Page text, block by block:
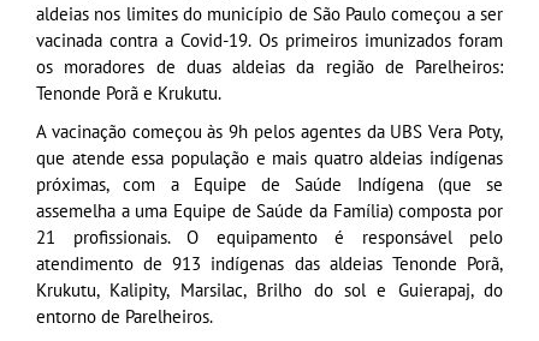
aldeias nos limites do município de São Paulo começou a ser
vacinada contra a Covid-19. Os primeiros imunizados foram
os moradores de duas aldeias da região de Parelheiros:
Tenonde Porã e Krukutu.
A vacinação começou às 9h pelos agentes da UBS Vera Poty,
que atende essa população e mais quatro aldeias indígenas
próximas, com a Equipe de Saúde Indígena (que se
assemelha a uma Equipe de Saúde da Família) composta por
21 profissionais. O equipamento é responsável pelo
atendimento de 913 indígenas das aldeias Tenonde Porã,
Krukutu, Kalipity, Marsilac, Brilho do sol e Guierapaj, do
entorno de Parelheiros.